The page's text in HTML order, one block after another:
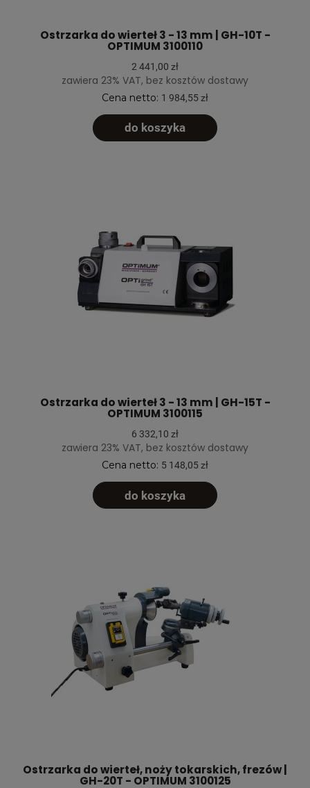
Ostrzarka do wierteł 3 - 13 mm | GH-10T -
OPTIMUM 3100110
2 441,00 zł
zawiera 23% VAT, bez kosztów dostawy
Cena netto: 1 984,55 zł
do koszyka
Ostrzarka do wierteł 3 - 13 mm | GH-15T -
OPTIMUM 3100115
6 332,10 zł
zawiera 23% VAT, bez kosztów dostawy
Cena netto: 5 148,05 zł
do koszyka
Ostrzarka do wierteł, noży tokarskich, frezów |
GH-20T - OPTIMUM 3100125